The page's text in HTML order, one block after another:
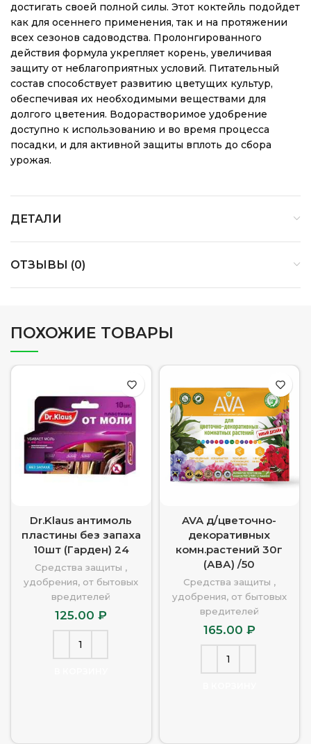
достигать своей полной силы. Этот коктейль подойдет
как для осеннего применения, так и на протяжении
всех сезонов садоводства. Пролонгированного
действия формула укрепляет корень, увеличивая
защиту от неблагоприятных условий. Питательный
состав способствует развитию цветущих культур,
обеспечивая их необходимыми веществами для
долгого цветения. Водорастворимое удобрение
доступно к использованию и во время процесса
посадки, и для активной защиты вплоть до сбора
урожая.
ДЕТАЛИ
ОТЗЫВЫ (0)
ПОХОЖИЕ ТОВАРЫ
Dr.Klaus антимоль
пластины без запаха
10шт (Гарден) 24
Средства защиты ,
удобрения, от бытовых
вредителей
125.00₽
AVA д/цветочно-
декоративных
комн.растений 30г
(АВА) /50
Средства защиты ,
удобрения, от бытовых
вредителей
165.00 ₽